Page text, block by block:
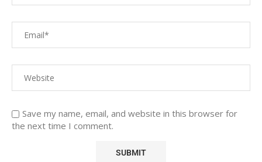
Save my name, email, and website in this browser for
the next time I comment.